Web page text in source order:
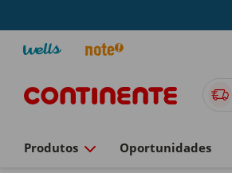
Produtos Oportunidades